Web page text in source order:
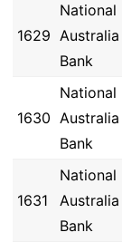
1629
National
Australia
Bank
1630
National
Australia
Bank
1631
National
Australia
Bank